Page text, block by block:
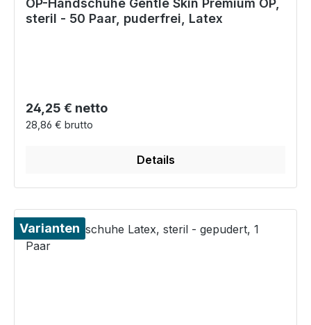
OP-Handschuhe Gentle Skin Premium OP,
steril - 50 Paar, puderfrei, Latex
Regulärer Preis:
24,25 € netto
28,86 € brutto
Details
Varianten